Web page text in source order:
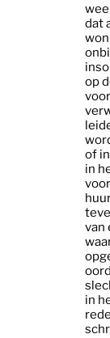
dat
op
of
in
van
in